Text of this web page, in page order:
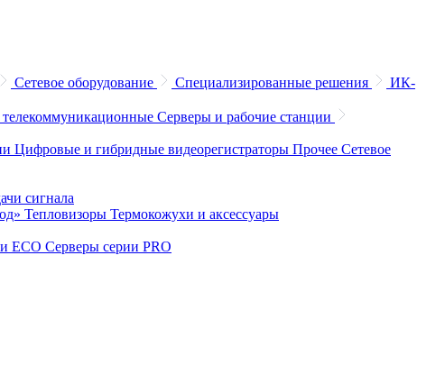
Сетевое оборудование Специализированные решения
ИК-
Серверы и рабочие станции
Цифровые и гибридные видеорегистраторы Прочее Сетевое
сигнала
Тепловизоры Термокожухи и аксессуары
ECO Серверы серии PRO